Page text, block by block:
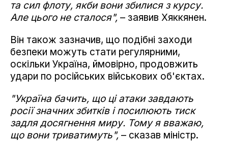
та сил флоту, якби вони збилися з курсу.
Але цього не сталося", – заявив Хяккянен.
Він також зазначив, що подібні заходи
безпеки можуть стати регулярними,
оскільки Україна, ймовірно, продовжить
удари по російських військових об'єктах.
"Україна бачить, що ці атаки завдають
росії значних збитків і посилюють тиск
задля досягнення миру. Тому я вважаю,
що вони триватимуть", – сказав міністр.